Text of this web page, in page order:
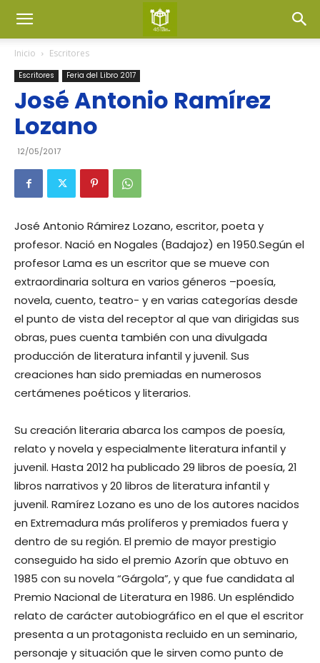
Inicio Escritores
Escritores Feria del Libro 2017
José Antonio Ramírez
Lozano
12/05/2017
José Antonio Rámirez Lozano, escritor, poeta y
profesor. Nació en Nogales (Badajoz) en 1950.Según el
profesor Lama es un escritor que se mueve con
extraordinaria soltura en varios géneros –poesía,
novela, cuento, teatro- y en varias categorías desde
el punto de vista del receptor al que van dirigidas sus
obras, pues cuenta también con una divulgada
producción de literatura infantil y juvenil. Sus
creaciones han sido premiadas en numerosos
certámenes poéticos y literarios.
Su creación literaria abarca los campos de poesía,
relato y novela y especialmente literatura infantil y
juvenil. Hasta 2012 ha publicado 29 libros de poesía, 21
libros narrativos y 20 libros de literatura infantil y
juvenil. Ramírez Lozano es uno de los autores nacidos
en Extremadura más prolíferos y premiados fuera y
dentro de su región. El premio de mayor prestigio
conseguido ha sido el premio Azorín que obtuvo en
1985 con su novela “Gárgola”, y que fue candidata al
Premio Nacional de Literatura en 1986. Un espléndido
relato de carácter autobiográfico en el que el escritor
presenta a un protagonista recluido en un seminario,
personaje y situación que le sirven como punto de